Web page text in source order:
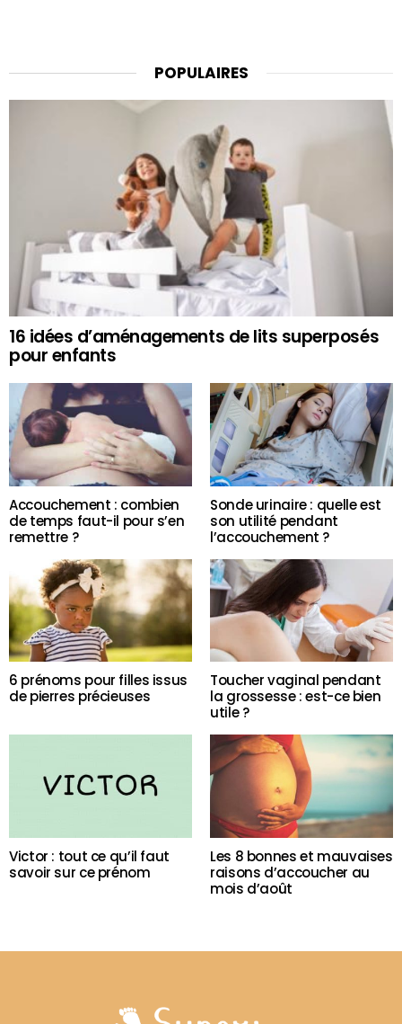
POPULAIRES
16 idées d’aménagements de lits superposés
pour enfants
Accouchement : combien
de temps faut-il pour s’en
remettre ?
Sonde urinaire : quelle est
son utilité pendant
l’accouchement ?
6 prénoms pour filles issus
de pierres précieuses
Toucher vaginal pendant
la grossesse : est-ce bien
utile ?
Victor : tout ce qu’il faut
savoir sur ce prénom
Les 8 bonnes et mauvaises
raisons d’accoucher au
mois d’août